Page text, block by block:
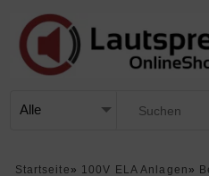
Startseite » 100V ELA Anlagen »